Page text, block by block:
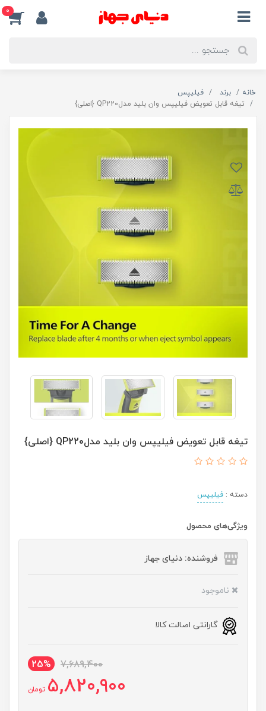
0
خانه برند
فیلیپس
تیغه قابل تعویض فیلیپس وان بلید مدلQP220 {اصلی}
تیغه قابل تعویض فیلیپس وان بلید مدلQP220 {اصلی}
دسته : فیلیپس
ویژگی‌های محصول
فروشنده: دنیای جهاز
ناموجود
گارانتی اصالت کالا
7,689,400
25%
5,820,900 تومان